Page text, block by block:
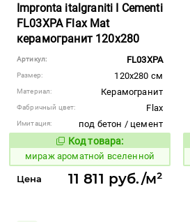
Impronta italgraniti I Cementi
FL03XPA Flax Mat
керамогранит 120x280
Артикул: FL03XPA
Размер: 120x280 см
Материал: Керамогранит
Фабричный цвет: Flax
Имитация:
под бетон / цемент
Код товара:
984638 Код товара:
мираж ароматной вселенной
Цена 11 811 руб./м²